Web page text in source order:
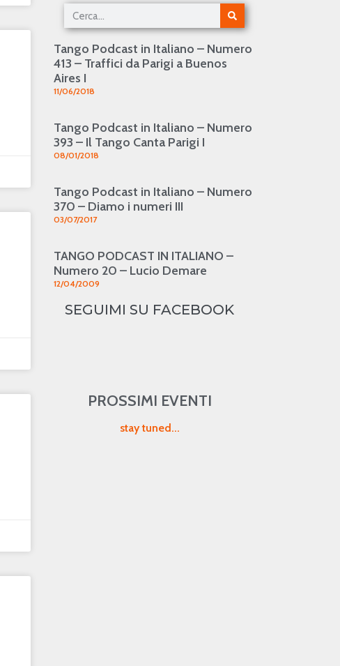
Tango Podcast in Italiano – Numero
413 – Traffici da Parigi a Buenos
Aires I
11/06/2018
Tango Podcast in Italiano – Numero
393 – Il Tango Canta Parigi I
08/01/2018
Tango Podcast in Italiano – Numero
370 – Diamo i numeri III
03/07/2017
TANGO PODCAST IN ITALIANO –
Numero 20 – Lucio Demare
12/04/2009
SEGUIMI SU FACEBOOK
PROSSIMI EVENTI
stay tuned...